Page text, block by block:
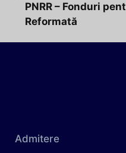
PNRR – Fonduri
Reformată
Admitere